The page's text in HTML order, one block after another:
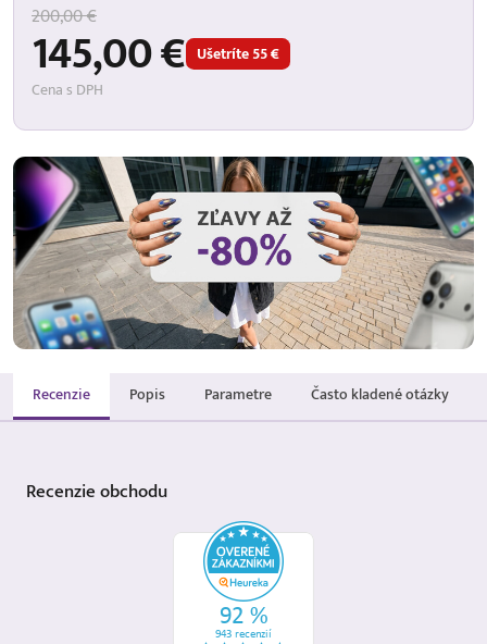
200,00 €
145,00 € Ušetríte 55 €
Cena s DPH
Recenzie Popis Parametre Často kladené otázky
Recenzieobchodu